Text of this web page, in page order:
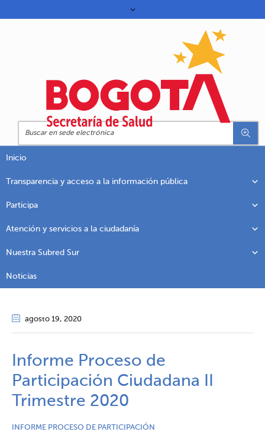
Inicio
Transparencia y acceso a la información pública
Participa
Atención y servicios a la ciudadanía
Nuestra Subred Sur
Noticias
agosto 19, 2020
Informe Proceso de
Participación Ciudadana II
Trimestre 2020
INFORME PROCESO DE PARTICIPACIÓN